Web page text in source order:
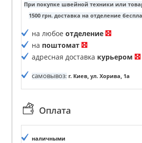
При покупке швейной техники или
1500 грн. доставка на отделение
на любое отделение
на поштомат
адресная доставка курьером
самовывоз: г. Киев, ул. Хорива, 1а
Оплата
наличными